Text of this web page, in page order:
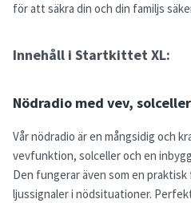
för att säkra din och din familjs
Innehåll i Startkittet XL:
Nödradio med vev,
Vår nödradio är en mångsidig och
vevfunktion, solceller och en
Den fungerar även som en praktisk
ljussignaler i nödsituationer.